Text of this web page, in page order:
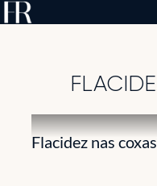
Skip
Flacidez nas